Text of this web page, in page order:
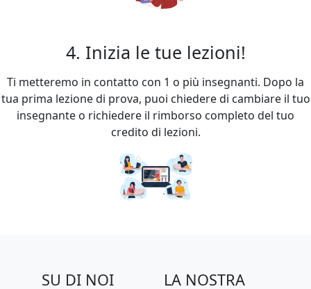
4. Inizia le tue lezioni!
Ti metteremo in contatto con 1 o più insegnanti. Dopo la
tua prima lezione di prova, puoi chiedere di cambiare il tuo
insegnante o richiedere il rimborso completo del tuo
credito di lezioni.
SU DI NOI
LA NOSTRA